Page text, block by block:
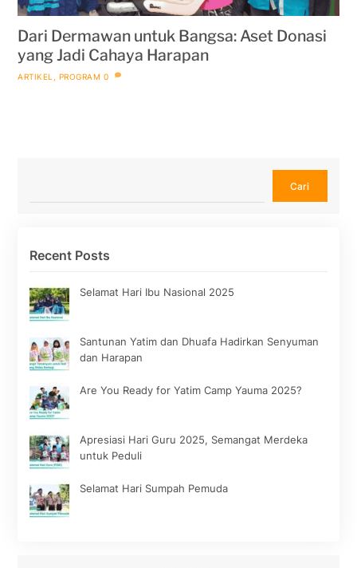
Dari Dermawan untuk Bangsa: Aset Donasi
yang Jadi Cahaya Harapan
ARTIKEL PROGRAM 0
Cari
Recent Posts
Selamat Hari Ibu Nasional 2025
Santunan Yatim dan Dhuafa Hadirkan Senyuman
dan Harapan
Are You Ready for Yatim Camp Yauma 2025?
Apresiasi Hari Guru 2025, Semangat Merdeka
untuk Peduli
Selamat Hari Sumpah Pemuda